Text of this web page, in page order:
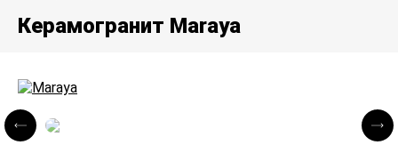
Керамогранит Maraya